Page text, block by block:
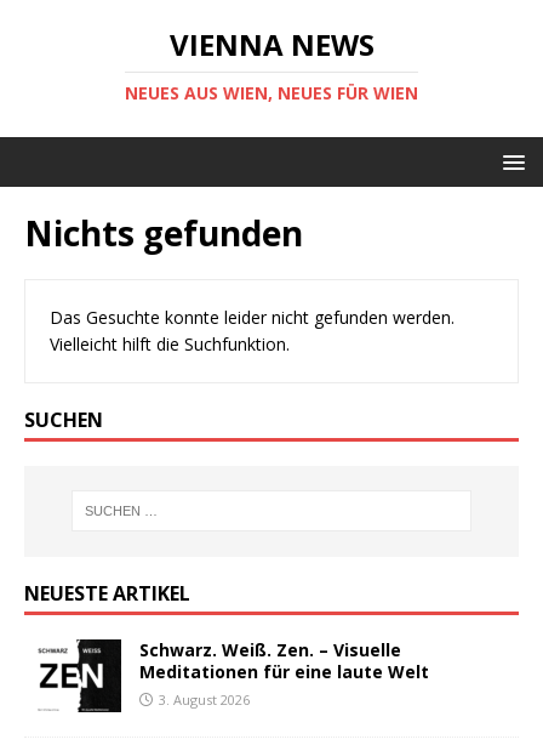
VIENNA NEWS
NEUES AUS WIEN, NEUES FÜR WIEN
Nichts gefunden
Das Gesuchte konnte leider nicht gefunden werden.
Vielleicht hilft die Suchfunktion.
SUCHEN
NEUESTE ARTIKEL
Schwarz. Weiß. Zen. – Visuelle
Meditationen für eine laute Welt
3. August 2026